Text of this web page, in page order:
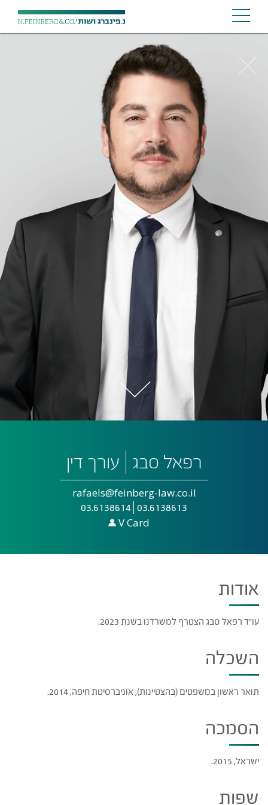
רפאל סבג עורך דין
rafaels@feinberg-law.co.il
03.6138613
03.6138614
V Card
אודות
עו"ד רפאל סבג הצטרף למשרדנו בשנת 2023.
השכלה
תואר ראשון במשפטים (בהצטיינות), אוניברסיטת חיפה, 2014.
הסמכה
ישראל, 2015.
שפות